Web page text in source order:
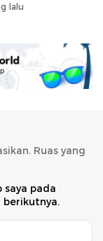
lalu
Ruas yang
saya pada
berikutnya.